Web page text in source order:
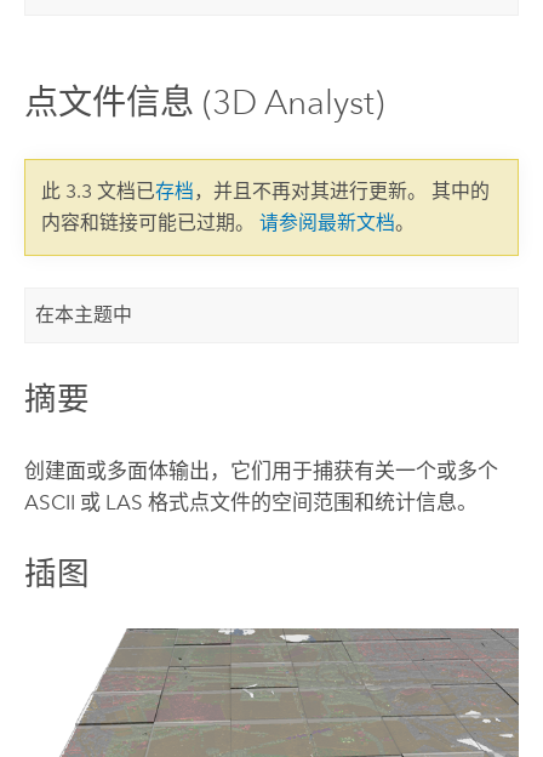
点文件信息 (3D Analyst)
此 3.3 文档已存档，并且不再对其进行更新。 其中的
内容和链接可能已过期。 请参阅最新文档。
在本主题中
摘要
创建面或多面体输出，它们用于捕获有关一个或多个
ASCII 或 LAS 格式点文件的空间范围和统计信息。
插图